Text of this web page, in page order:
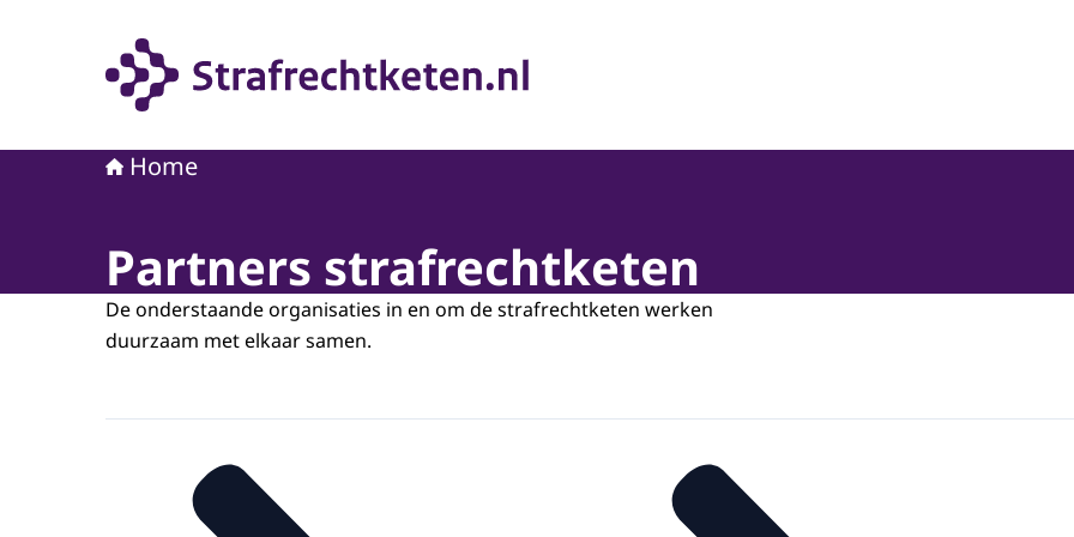
Home
Partners strafrechtketen
De onderstaande organisaties in en om de strafrechtketen werken
duurzaam met elkaar samen.